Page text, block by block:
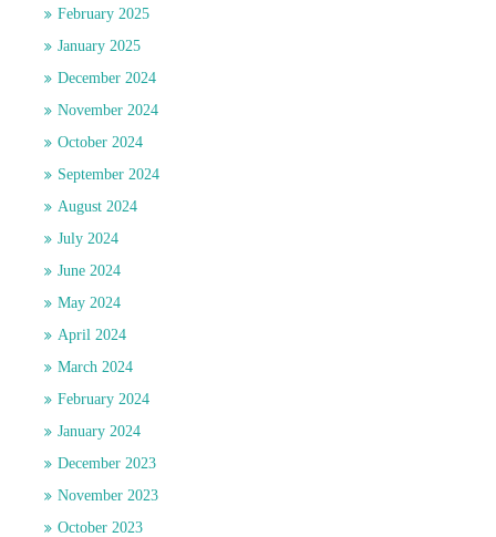
February 2025
January 2025
December 2024
November 2024
October 2024
September 2024
August 2024
July 2024
June 2024
May 2024
April 2024
March 2024
February 2024
January 2024
December 2023
November 2023
October 2023